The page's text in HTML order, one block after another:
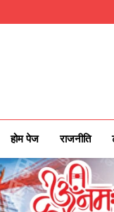
होम पेज राजनीति